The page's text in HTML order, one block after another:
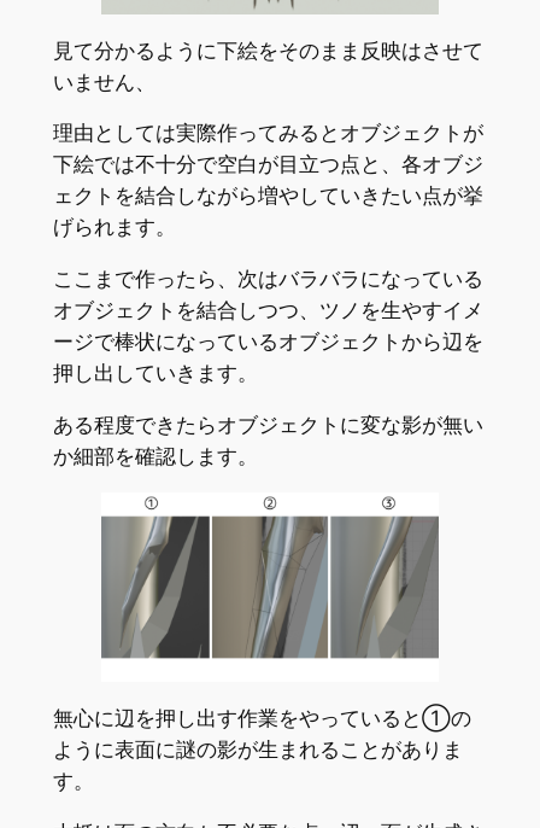
見て分かるように下絵をそのまま反映はさせて
いません、
理由としては実際作ってみるとオブジェクトが
下絵では不十分で空白が目立つ点と、各オブジ
ェクトを結合しながら増やしていきたい点が挙
げられます。
ここまで作ったら、次はバラバラになっている
オブジェクトを結合しつつ、ツノを生やすイメ
ージで棒状になっているオブジェクトから辺を
押し出していきます。
ある程度できたらオブジェクトに変な影が無い
か細部を確認します。
無心に辺を押し出す作業をやっていると①の
ように表面に謎の影が生まれることがありま
す。